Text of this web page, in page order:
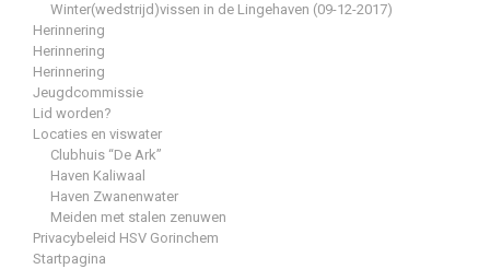
Winter(wedstrijd)vissen in de Lingehaven (09-12-2017)
Herinnering
Herinnering
Herinnering
Jeugdcommissie
Lid worden?
Locaties en viswater
Clubhuis “De Ark”
Haven Kaliwaal
Haven Zwanenwater
Meiden met stalen zenuwen
Privacybeleid HSV Gorinchem
Startpagina